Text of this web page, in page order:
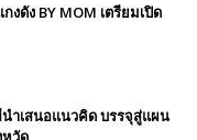
ดัง BY MOM เตรียมเปิด
ำเสนอแนวคิด บรรจุสู่แผน